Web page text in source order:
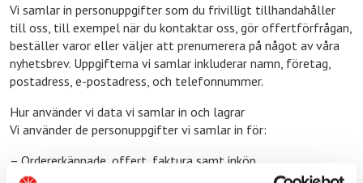
Vi samlar in personuppgifter som du frivilligt tillhandahåller
till oss, till exempel när du kontaktar oss, gör offertförfrågan,
beställer varor eller väljer att prenumerera på något av våra
nyhetsbrev. Uppgifterna vi samlar inkluderar namn, företag,
postadress, e-postadress, och telefonnummer.
Hur använder vi data vi samlar in och lagrar
Vi använder de personuppgifter vi samlar in för:
– Ordererkännade, offert, faktura samt inköp.
– Kontakt, via telefon eller e-post.